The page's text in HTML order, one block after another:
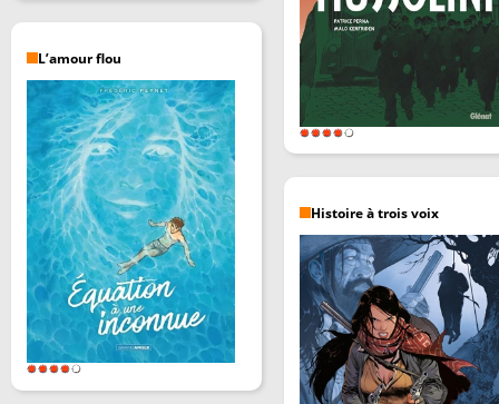
L’amour flou
Histoire à trois voix